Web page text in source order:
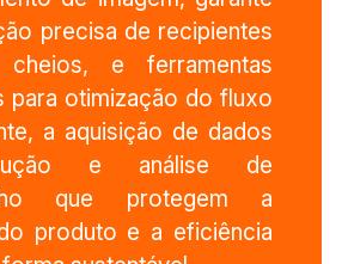
precisa de recipientes
e ferramentas
para otimização do fluxo
a aquisição de dados
e análise de
que protegem a
produto e a eficiência